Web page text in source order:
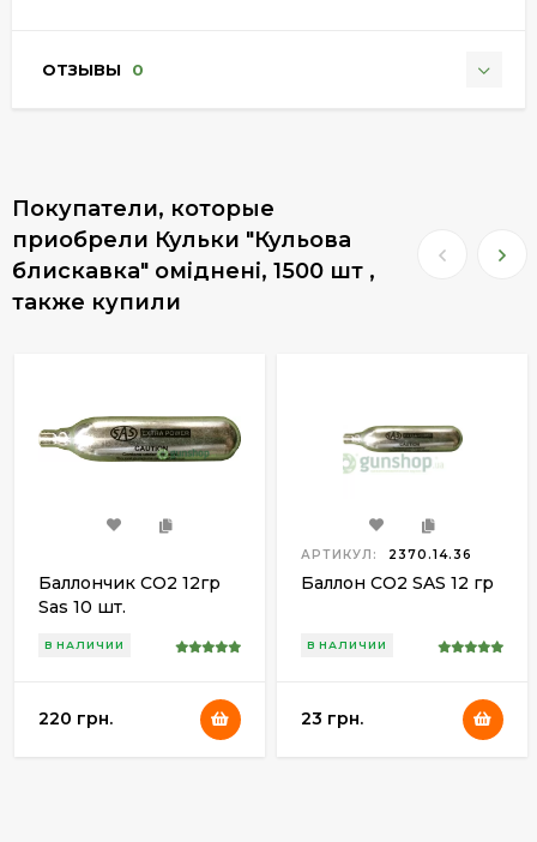
ОТЗЫВЫ 0
Покупатели, которые
приобрели Кульки "Кульова
блискавка" оміднені, 1500 шт ,
также купили
Баллончик СО2 12гр
Sas 10 шт.
В НАЛИЧИИ
220 грн.
АРТИКУЛ: 2370.14.36
Баллон CO2 SAS 12 гр
В НАЛИЧИИ
23 грн.